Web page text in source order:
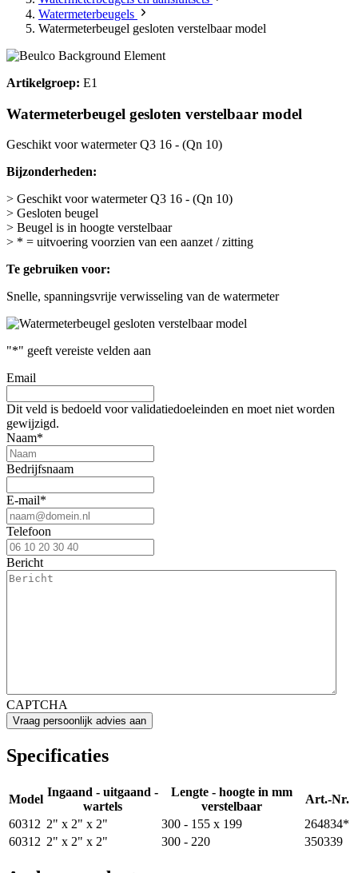
Watermeterbeugels
Watermeterbeugel gesloten verstelbaar model
Artikelgroep: E1
Watermeterbeugel gesloten verstelbaar model
Geschikt voor watermeter Q3 16 - (Qn 10)
Bijzonderheden:
> Geschikt voor watermeter Q3 16 - (Qn 10)
> Gesloten beugel
> Beugel is in hoogte verstelbaar
> * = uitvoering voorzien van een aanzet / zitting
Te gebruiken voor:
Snelle, spanningsvrije verwisseling van de watermeter
"*" geeft vereiste velden aan
Email
Dit veld is bedoeld voor validatiedoeleinden en moet niet worden
gewijzigd.
Naam*
Bedrijfsnaam
E-mail*
Telefoon
Bericht
CAPTCHA
Specificaties
Model
Ingaand - uitgaand -
wartels
Lengte - hoogte in mm
verstelbaar
Art.-Nr.
60312 2" x 2" x 2" 300 - 155 x 199
264834*
60312 2" x 2" x 2" 300 - 220 350339